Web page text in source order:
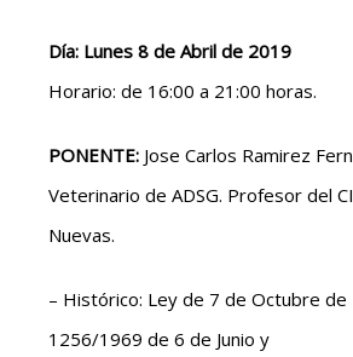
Día: Lunes 8 de Abril de 2019
Horario: de 16:00 a 21:00 horas.
PONENTE: Jose Carlos Ramirez
Veterinario de ADSG. Profesor del
Nuevas.
– Histórico: Ley de 7 de Octubre
1256/1969 de 6 de Junio y